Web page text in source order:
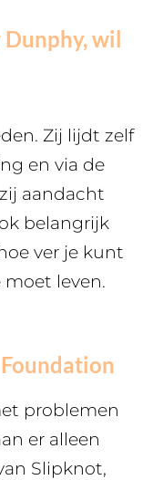
Dunphy, wil
Zij lijdt zelf
en via de
aandacht
belangrijk
ver je kunt
moet leven.
problemen
er alleen
Slipknot,